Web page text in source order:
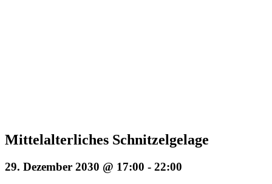
Mittelalterliches Schnitzelgelage
29. Dezember 2030 @ 17:00 - 22:00